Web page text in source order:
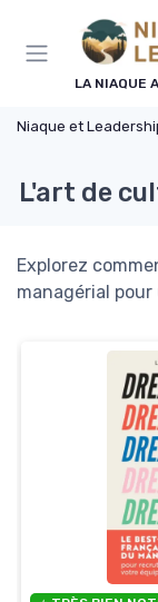
LA NIAQUE
Niaque et
L'art de
Explorez
managérial